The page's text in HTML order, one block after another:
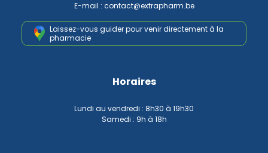
E-mail : contact@extrapharm.be
Laissez-vous guider pour venirdirectement à la
pharmacie
Horaires
Lundi au vendredi : 8h30 à 19h30
Samedi : 9h à 18h